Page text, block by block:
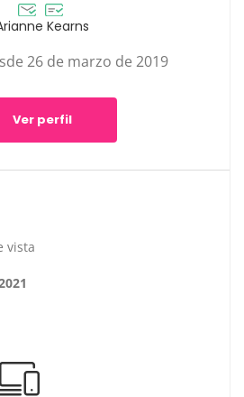
Kearns
26 de marzo de 2019
Ver perfil
vista